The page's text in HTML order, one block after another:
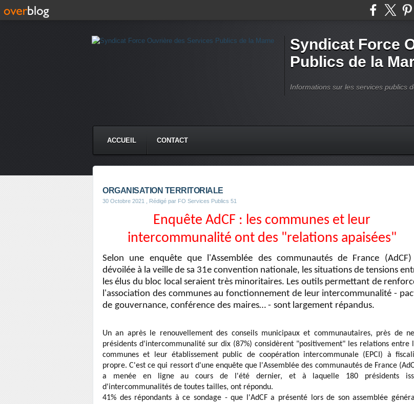
Syndicat Force
Publics de la
Informations sur les services publics
ACCUEIL CONTACT
ORGANISATION TERRITORIALE
30 Octobre 2021 , Rédigé par FO Services Publics 51
Enquête AdCF : les communes et leur
intercommunalité ont des "relations apaisées"
Selon une enquête que l'Assemblée des communautés de France
dévoilée à la veille de sa 31e convention nationale, les situations de tensions
les élus du bloc local seraient très minoritaires. Les outils permettant de
l'association des communes au fonctionnement de leur intercommunalité -
de gouvernance, conférence des maires… - sont largement répandus.
Un an après le renouvellement des conseils municipaux et communautaires, près de
présidents d'intercommunalité sur dix (87%) considèrent "positivement" les relations entre
communes et leur établissement public de coopération intercommunale (EPCI) à
propre. C'est ce qui ressort d'une enquête que l'Assemblée des communautés de France
a menée en ligne au cours de l'été dernier, et à laquelle 180 présidents
d'intercommunalités de toutes tailles, ont répondu.
41% des répondants à ce sondage - que l'AdCF a présenté lors de son assemblée